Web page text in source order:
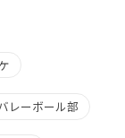
レーボール部